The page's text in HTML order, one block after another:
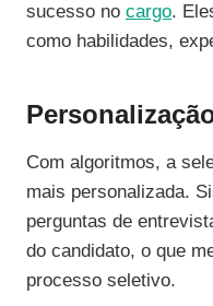
sucesso no cargo.
como habilidades,
Com algoritmos, a
mais personalizada.
perguntas de
do candidato, o que
processo seletivo.